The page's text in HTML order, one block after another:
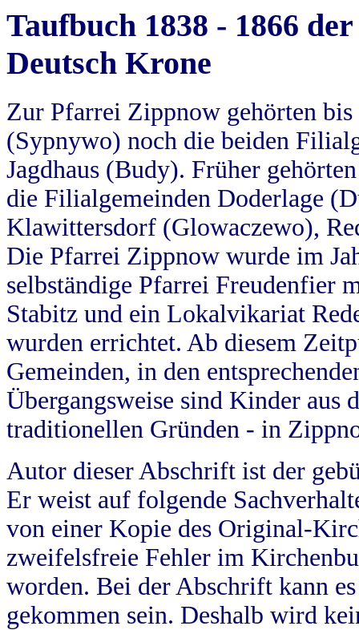
Taufbuch 1838 - 1866
Deutsch Krone
Zur Pfarrei Zippnow gehörten
(Sypnywo) noch die beiden
Jagdhaus (Budy). Früher
die Filialgemeinden Doderlage
Klawittersdorf (Glowaczewo),
Die Pfarrei Zippnow wurde im
selbständige Pfarrei Freudenfier
Stabitz und ein Lokalvikariat
wurden errichtet. Ab diesem
Gemeinden, in den
Übergangsweise sind Kinder aus
traditionellen Gründen - in
Autor dieser Abschrift ist der
Er weist auf folgende
von einer Kopie des Original-
zweifelsfreie Fehler im
worden. Bei der Abschrift kann
gekommen sein. Deshalb wird